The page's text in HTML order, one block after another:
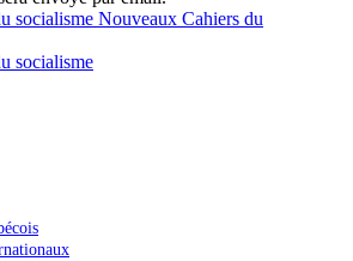
Nouveaux Cahiers du